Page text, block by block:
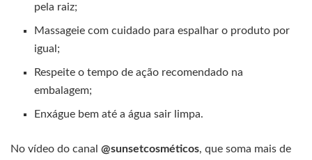
pela raiz;
Massageie com cuidado para espalhar o produto por
igual;
Respeite o tempo de ação recomendado na
embalagem;
Enxágue bem até a água sair limpa.
No vídeo do canal @sunsetcosméticos, que soma mais de